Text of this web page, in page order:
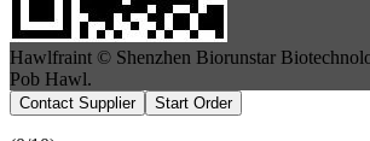
Hawlfraint © Shenzhen Biorunstar
Pob Hawl.
Contact Supplier Start Order